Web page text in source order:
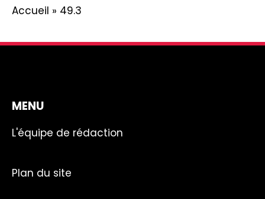
Accueil » 49.3
MENU
L'équipe de rédaction
Plan du site